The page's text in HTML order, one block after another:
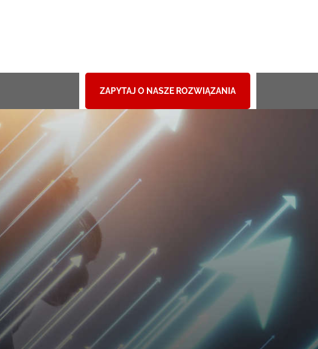
ZAPYTAJ O NASZE ROZWIĄZANIA